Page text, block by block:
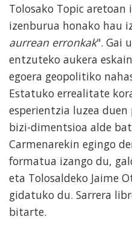
Tolosako Topic
izenburua honako hau
aurrean erronkak". Gai
entzuteko aukera
egoera geopolitiko
Estatuko errealitate
esperientzia luzea
bizi-dimentsioa alde
Carmenarekin egingo
formatua izango du,
eta Tolosaldeko Jaime
gidatuko du. Sarrera
bitarte.